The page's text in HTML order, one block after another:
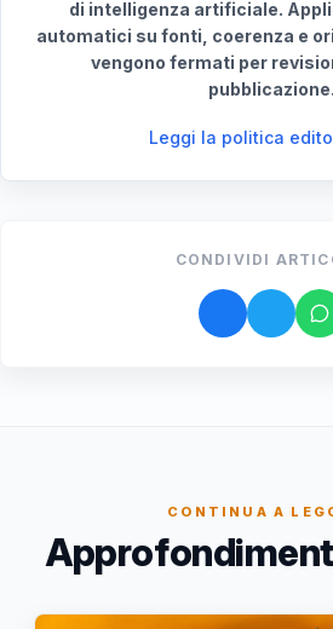
di intelligenza artificiale.
automatici su fonti, coerenza e
vengono fermati per
pubblicazione.
Leggi la politica
CONDIVIDI
CONTINUA A